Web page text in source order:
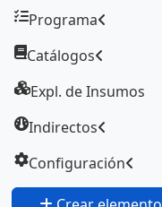
Programa
Catálogos
Expl. de Insumos
Indirectos
Configuración